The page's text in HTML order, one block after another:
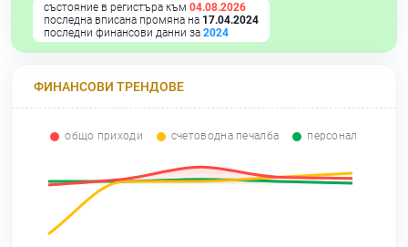
състояние в регистъра към 04.08.2026
последна вписана промяна на 17.04.2024
последни финансови данни за 2024
ФИНАНСОВИ ТРЕНДОВЕ
общо приходи счетоводна печалба персонал